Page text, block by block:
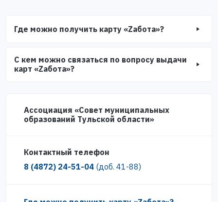
Где можно получить карту «Zабота»?
С кем можно связаться по вопросу выдачи
карт «Zабота»?
Ассоциация «Совет муниципальных
образований Тульской области»
Контактный телефон
8 (4872) 24-51-04 (доб. 41-88)